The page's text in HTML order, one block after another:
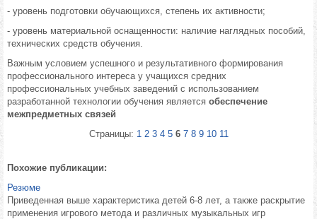
- уровень подготовки обучающихся, степень их активности;
- уровень материальной оснащенности: наличие наглядных пособий,
технических средств обучения.
Важным условием успешного и результативного формирования
профессионального интереса у учащихся средних
профессиональных учебных заведений с использованием
разработанной технологии обучения является обеспечение
межпредметных связей
Страницы: 1 2 3 4 5 6 7 8 9 10 11
Похожие публикации:
Резюме
Приведенная выше характеристика детей 6-8 лет, а также раскрытие
применения игрового метода и различных музыкальных игр